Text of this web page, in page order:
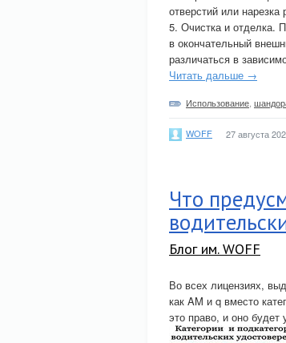
отверстий или
5. Очистка и отделка.
в окончательный
различаться в
Читать дальше →
Использование
WOFF 27 августа
Что
Блог им. WOFF
Во всех лицензиях,
как AM и q вместо
это право, и оно будет